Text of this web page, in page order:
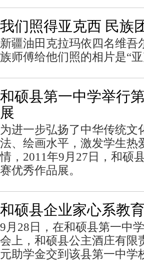
我们照得亚克西 民族
新疆油田克拉玛依四名维吾
族师傅给他们照的相片是“
和硕县第一中学举行
展
为进一步弘扬了中华传统
法、绘画水平，激发学生热
情，2011年9月27日，和硕
赛优秀作品展。
和硕县企业家心系教
9月28日，在和硕县第一中
会上，和硕县公主酒庄有限
元助学金交到该县第一中学